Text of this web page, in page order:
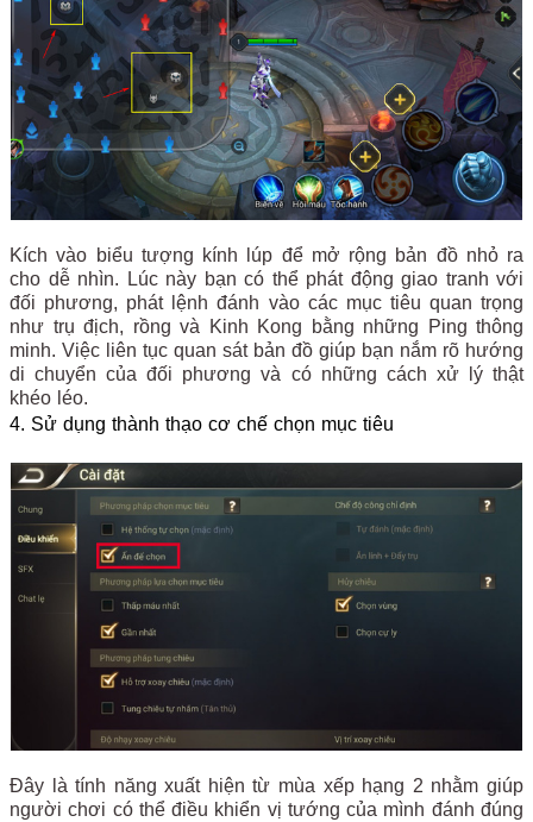
Kích vào biểu tượng kính lúp để mở rộng bản đồ nhỏ ra
cho dễ nhìn. Lúc này bạn có thể phát động giao tranh với
đối phương, phát lệnh đánh vào các mục tiêu quan trọng
như trụ địch, rồng và Kinh Kong bằng những Ping thông
minh. Việc liên tục quan sát bản đồ giúp bạn nắm rõ hướng
di chuyển của đối phương và có những cách xử lý thật
khéo léo.
4. Sử dụng thành thạo cơ chế chọn mục tiêu
Đây là tính năng xuất hiện từ mùa xếp hạng 2 nhằm giúp
người chơi có thể điều khiển vị tướng của mình đánh đúng